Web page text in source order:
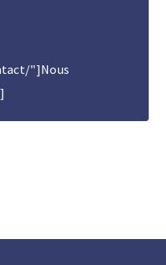
"]Nous